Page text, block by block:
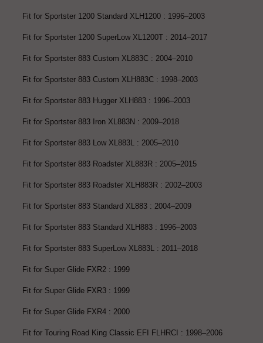
Fit for Sportster 1200 Standard XLH1200 : 1996–2003
Fit for Sportster 1200 SuperLow XL1200T : 2014–2017
Fit for Sportster 883 Custom XL883C : 2004–2010
Fit for Sportster 883 Custom XLH883C : 1998–2003
Fit for Sportster 883 Hugger XLH883 : 1996–2003
Fit for Sportster 883 Iron XL883N : 2009–2018
Fit for Sportster 883 Low XL883L : 2005–2010
Fit for Sportster 883 Roadster XL883R : 2005–2015
Fit for Sportster 883 Roadster XLH883R : 2002–2003
Fit for Sportster 883 Standard XL883 : 2004–2009
Fit for Sportster 883 Standard XLH883 : 1996–2003
Fit for Sportster 883 SuperLow XL883L : 2011–2018
Fit for Super Glide FXR2 : 1999
Fit for Super Glide FXR3 : 1999
Fit for Super Glide FXR4 : 2000
Fit for Touring Road King Classic EFI FLHRCI : 1998–2006